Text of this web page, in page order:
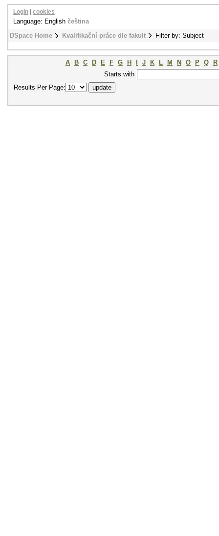
DSpace Home Kvalifikační práce dle fakult Filter by: Subject
Login cookies
Language: English čeština
A B C D E F G H J K L M N O P Q
R
Starts with
Results Per Page: